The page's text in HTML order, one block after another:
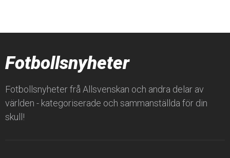
Fotbollsnyheter
Fotbollsnyheter frå Allsvenskan och andra delar av
världen - kategoriserade och sammanställda för din
skull!